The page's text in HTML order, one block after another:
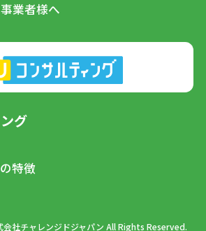
業者様へ
グ
特徴
社チャレンジドジャパン All Rights Reserved.